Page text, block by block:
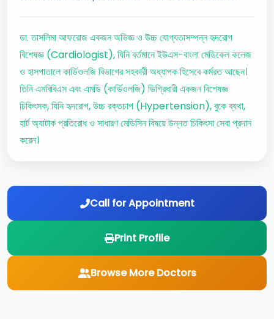
ডা. তাসলিমা আফরোজ একজন অভিজ্ঞ ও উচ্চ যোগ্যতাসম্পন্ন হৃদরোগ
বিশেষজ্ঞ (Cardiologist), যিনি বর্তমানে ইউএস-বাংলা মেডিকেল কলেজ
ও হাসপাতালে কার্ডিওলজি বিভাগের সহকারী অধ্যাপক হিসেবে কর্মরত আছেন।
তিনি এমবিবিএস এবং এমডি (কার্ডিওলজি) ডিগ্রিধারী একজন বিশেষজ্ঞ
চিকিৎসক, যিনি হৃদরোগ, উচ্চ রক্তচাপ (Hypertension), বুকে ব্যথা,
হার্ট অ্যাটাক প্রতিরোধ ও সাধারণ মেডিসিন বিষয়ে উন্নত চিকিৎসা সেবা প্রদান
করেন।
Call for Appointment
Print Profile
Browse More Doctors